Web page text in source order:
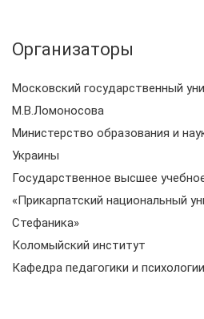
Организаторы
Московский государственный
М.В.Ломоносова
Министерство образования и
Украины
Государственное высшее
«Прикарпатский национальный
Стефаника»
Коломыйский институт
Кафедра педагогики и психологии